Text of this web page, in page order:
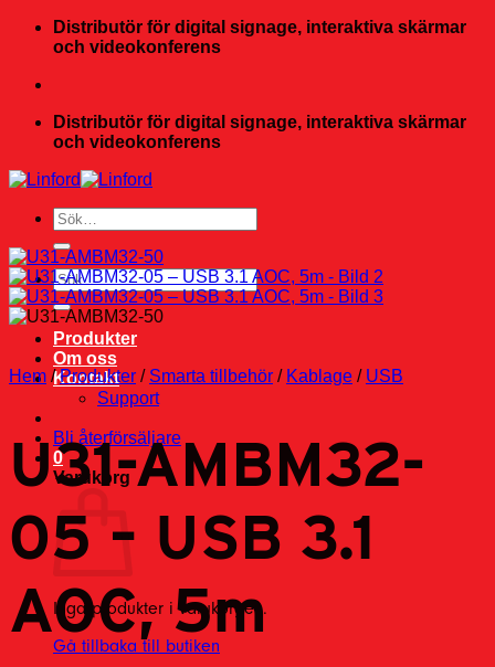
Skip
Distributör för digital signage, interaktiva skärmar
och videokonferens
Distributör för digital signage, interaktiva skärmar
och videokonferens
Sök
efter:
Sök
efter:
Produkter
Om oss
Kontakt
Support
Bli återförsäljare
0
Varukorg
Inga produkter i varukorgen.
Gå tillbaka till butiken
Hem / Produkter / Smarta tillbehör / Kablage / USB
U31-AMBM32-
05 – USB 3.1
AOC, 5m